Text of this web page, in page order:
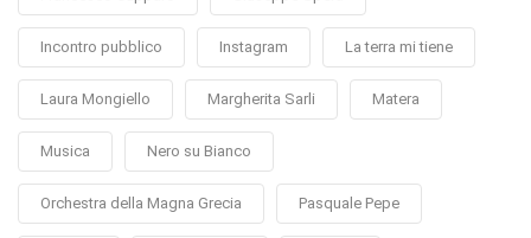
Incontro pubblico Instagram La terra mi tiene
Laura Mongiello Margherita Sarli Matera
Musica Nero su Bianco
Orchestra della Magna Grecia Pasquale Pepe